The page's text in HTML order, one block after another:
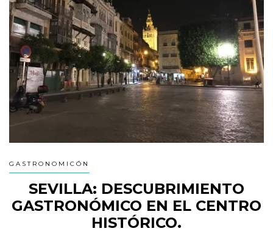
GASTRONOMICÓN
SEVILLA: DESCUBRIMIENTO
GASTRONÓMICO EN EL CENTRO
HISTÓRICO.